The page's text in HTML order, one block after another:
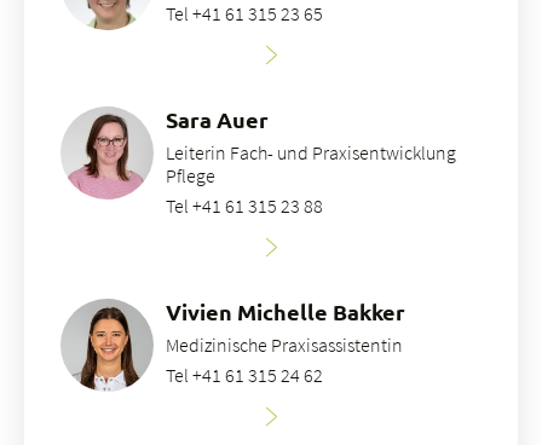
Tel +41 61 315 23 65
Sara Auer
Leiterin Fach- und Praxisentwicklung
Pflege
Tel +41 61 315 23 88
Vivien Michelle Bakker
Medizinische Praxisassistentin
Tel +41 61 315 24 62